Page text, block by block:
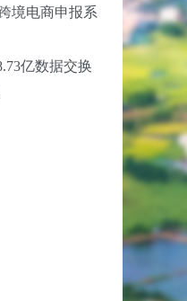
境电商申报系
亿数据交换